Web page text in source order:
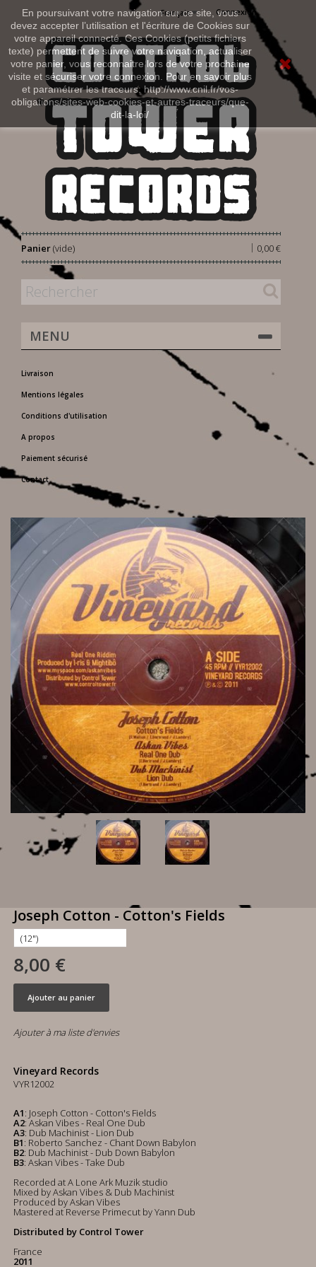
En poursuivant votre navigation sur ce site, vous
devez accepter l’utilisation et l'écriture de Cookies sur
votre appareil connecté. Ces Cookies (petits fichiers
texte) permettent de suivre votre navigation, actualiser
votre panier, vous reconnaitre lors de votre prochaine
visite et sécuriser votre connexion. Pour en savoir plus
et paramétrer les traceurs: http://www.cnil.fr/vos-
obligations/sites-web-cookies-et-autres-traceurs/que-
dit-la-loi/
Connexion
Français
Panier 0,00 €
|
(vide)
MENU
Livraison
Mentions légales
Conditions d'utilisation
A propos
Paiement sécurisé
Contact
Joseph Cotton - Cotton's Fields
8,00 €
Ajouter au panier
Ajouter à ma liste d'envies
Vineyard Records
VYR12002
A1: Joseph Cotton - Cotton's Fields
A2: Askan Vibes - Real One Dub
A3: Dub Machinist - Lion Dub
B1: Roberto Sanchez - Chant Down Babylon
B2: Dub Machinist - Dub Down Babylon
B3: Askan Vibes - Take Dub
Recorded at A Lone Ark Muzik studio
Mixed by Askan Vibes & Dub Machinist
Produced by Askan Vibes
Mastered at Reverse Primecut by Yann Dub
Distributed by Control Tower
France
2011